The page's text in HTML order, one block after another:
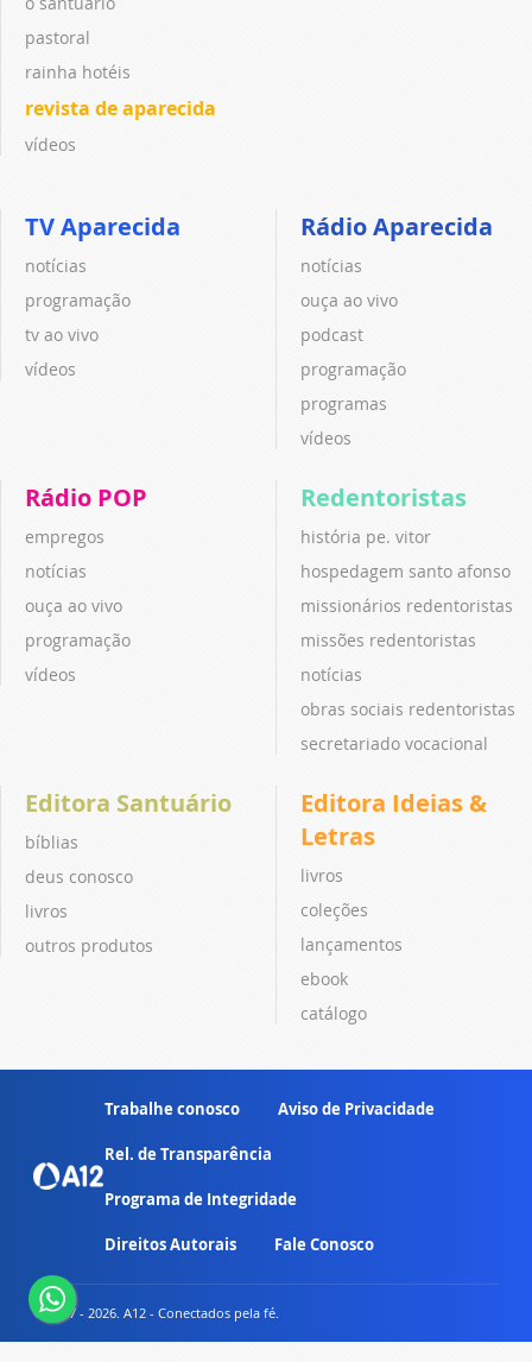
pastoral
rainha hotéis
revista de aparecida
vídeos
TV Aparecida
notícias
programação
tv ao vivo
vídeos
Rádio Aparecida
notícias
ouça ao vivo
podcast
programação
programas
vídeos
Rádio POP
empregos
notícias
ouça ao vivo
programação
vídeos
Redentoristas
história pe. vitor
hospedagem santo afonso
missionários redentoristas
missões redentoristas
notícias
obras sociais redentoristas
secretariado vocacional
Editora Santuário
bíblias
deus conosco
livros
outros produtos
Editora Ideias &
Letras
livros
coleções
lançamentos
ebook
catálogo
Trabalhe conosco Aviso de Privacidade
Rel. de Transparência
Programa de Integridade
Direitos Autorais Fale Conosco
© 2007 - 2026. A12 - Conectados pela fé.